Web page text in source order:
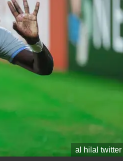
al hilal twitter